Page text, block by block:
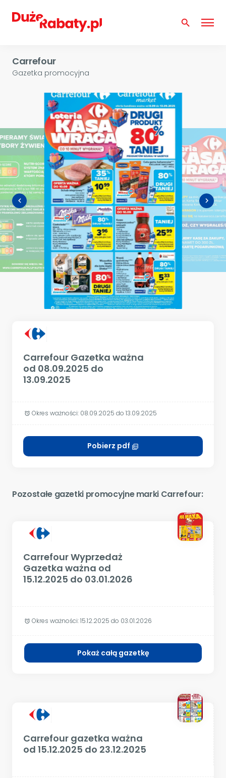
search
Carrefour
Gazetka promocyjna
navigate_before navigate_next
Carrefour Gazetka ważna
od 08.09.2025 do
13.09.2025
alarm Okres ważności: 08.09.2025 do 13.09.2025
Pobierz pdf picture_as_pdf
Pozostałe gazetki promocyjne marki Carrefour:
Carrefour Wyprzedaż
Gazetka ważna od
15.12.2025 do 03.01.2026
alarm Okres ważności:15.12.2025 do 03.01.2026
Pokaż całą gazetkę
Carrefour gazetka ważna
od 15.12.2025 do 23.12.2025